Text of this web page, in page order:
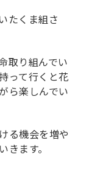
たくま組さ
取り組んでい
って行くと花
ら楽しんでい
る機会を増や
ます。